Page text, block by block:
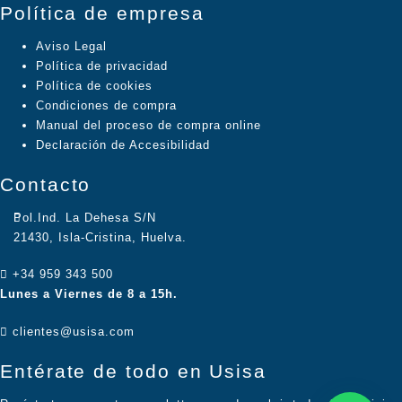
Política de empresa
Aviso Legal
Política de privacidad
Política de cookies
Condiciones de compra
Manual del proceso de compra online
Declaración de Accesibilidad
Contacto
Pol.Ind. La Dehesa S/N
21430, Isla-Cristina, Huelva.
+34 959 343 500
Lunes a Viernes de 8 a 15h.
clientes@usisa.com
Entérate de todo en Usisa